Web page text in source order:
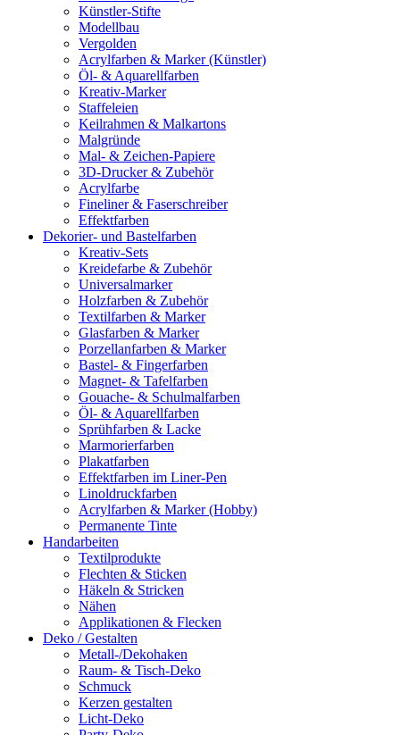
Künstler-Stifte
Modellbau
Vergolden
Acrylfarben & Marker (Künstler)
Öl- & Aquarellfarben
Kreativ-Marker
Staffeleien
Keilrahmen & Malkartons
Malgründe
Mal- & Zeichen-Papiere
3D-Drucker & Zubehör
Acrylfarbe
Fineliner & Faserschreiber
Effektfarben
Dekorier- und Bastelfarben
Kreativ-Sets
Kreidefarbe & Zubehör
Universalmarker
Holzfarben & Zubehör
Textilfarben & Marker
Glasfarben & Marker
Porzellanfarben & Marker
Bastel- & Fingerfarben
Magnet- & Tafelfarben
Gouache- & Schulmalfarben
Öl- & Aquarellfarben
Sprühfarben & Lacke
Marmorierfarben
Plakatfarben
Effektfarben im Liner-Pen
Linoldruckfarben
Acrylfarben & Marker (Hobby)
Permanente Tinte
Handarbeiten
Textilprodukte
Flechten & Sticken
Häkeln & Stricken
Nähen
Applikationen & Flecken
Deko / Gestalten
Metall-/Dekohaken
Raum- & Tisch-Deko
Schmuck
Kerzen gestalten
Licht-Deko